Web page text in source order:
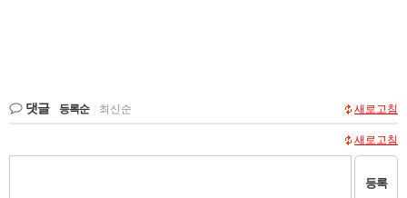
댓글 등록순 최신순 새로고침
새로고침
등록